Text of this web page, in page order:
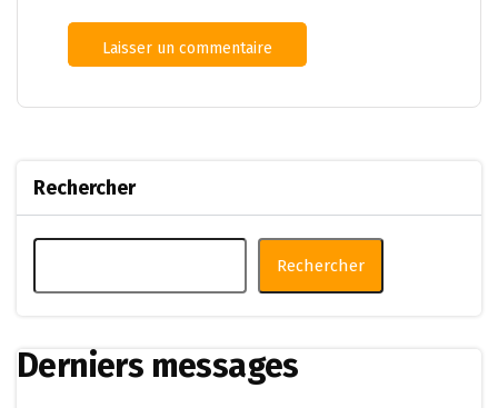
Rechercher
Rechercher
Derniers messages